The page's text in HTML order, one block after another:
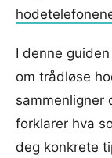
I denne
om trådløse
sammenligner
forklarer hva
deg konkrete